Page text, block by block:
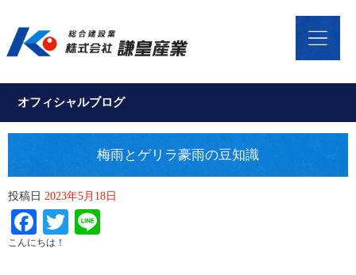
オフィシャルブログ
梅雨とゲリラ豪雨の豆知識
投稿日 2023年5月18日
Facebook
Twitter
こんにちは！